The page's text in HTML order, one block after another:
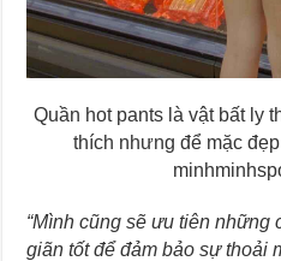
Quần hot pants là vật bất ly
thích nhưng để mặc
“Mình cũng sẽ ưu tiên những
giãn tốt để đảm bảo sự thoải